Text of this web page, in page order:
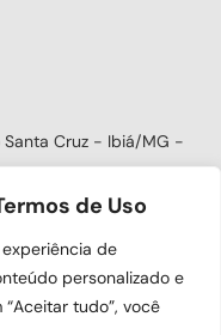
de Uso
de
personalizado e
tudo”, você
Santa Cruz - Ibiá/MG -